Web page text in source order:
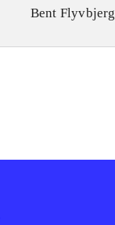
Bent Flyvbjerg